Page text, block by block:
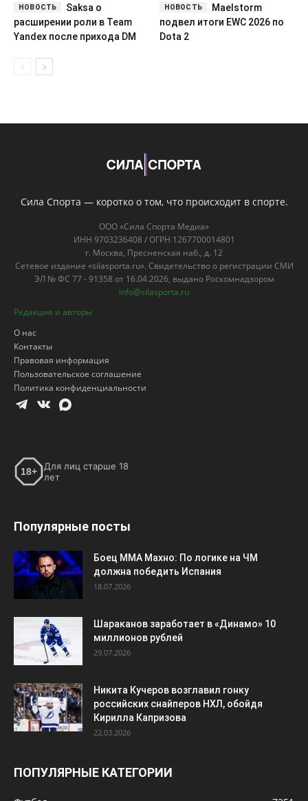
Saksa о
расширении роли в Team
Yandex после прихода DM
Maelstorm
подвел итоги EWC 2026 по
Dota 2
Сила Спорта — коротко о том, что происходит в спорте.
ООО «Сила Спорта Медиа»
ИНН 9703236408 / ОГРН 1267700014801
г. Москва, Пресненская наб., д. 12
Сетевое издание «silasporta.ru». Свидетельство о регистрации СМИ
ЭЛ № ФС 77 - 91358 от 16.04.2026, выдано Роскомнадзором
info@silasporta.ru
Редакция и авторы
О нас
Контакты
Правовая информация
Пользовательское соглашение
Политика конфиденциальности
18+
Для лиц старше 18
лет
Популярные посты
Боец ММА Махно: По логике на ЧМ
должна победить Испания
18.07.2026
Шараканов заработает в «Динамо» 10
миллионов рублей
29.07.2026
Никита Кучеров возглавил гонку
российских снайперов НХЛ, обойдя
Кирилла Капризова
22.03.2026
ПОПУЛЯРНЫЕ КАТЕГОРИИ